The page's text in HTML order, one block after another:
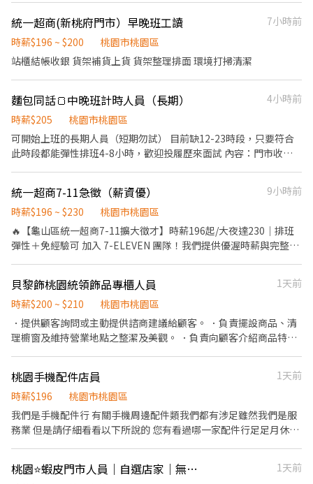
溪民權-智取店：桃園市大溪區民權東路162號1樓 中壢中美-智取
店：桃園市中壢區中美路一段53號1樓 中壢中原-智取店：桃園市中
壢區中北路40號1樓 中壢公園店：桃園市中壢區公園路二段133號1
樓 中壢央大-智取店：桃園市中壢區民族路三段396號1樓 中壢民族
壢青商-智取店：桃園市中壢區青商路63號1樓 中壢健行-智取店：
桃園市中壢區健行路218號1樓 中壢莊敬店：桃園市中壢區莊敬路
838巷1號1樓 中壢復強-智取店：桃園市中壢區復華街191號與193
號1樓 中壢復華店：桃園市中壢區復華11街56號1樓 中壢榮安-智取
店：桃園市中壢區榮安十三街252號1樓 中壢龍文-智取店：桃園市
中壢區龍文街15號1樓 平鎮文心-智取店：桃園市平鎮區文心路112
號1樓 平鎮平東店：桃園市平鎮區平東路59號１樓 平鎮延平-智取
店：桃園市平鎮區延平路二段26號1樓 平鎮南京店：桃園市平鎮區
南京路125巷62號1樓 平鎮南豐-智取店：桃園市平鎮區南豐路194
號1樓 平鎮湧安店：桃園市平鎮區湧安路1號1樓 平鎮新富-智取店：
桃園市平鎮區新富二街50號1樓 平鎮龍江店：桃園市平鎮區龍江路
188號1樓 平鎮龍南-智取店：桃園市平鎮區龍南路150之1號1樓 桃
園中埔店：桃園市桃園區中埔一街105號1樓 桃園民安-智取店：桃
園市桃園區民安路124號1樓 桃園民有店：桃園市桃園區民有三街
425號1樓 桃園春日-智取店：桃園市桃園區春日路1171號1樓 桃園
桃鶯-智取店：桃園市桃園區桃鶯路125號1樓 桃園桃鶯二店：桃園
市桃園區桃鶯路230-1號1樓 桃園國強店：桃園市桃園區國強一街
桃園區龍城二街56號1樓 桃園寶慶-智取店：桃園市桃園區寶慶路
296號1樓 新屋中山店：桃園市新屋區中山路339號1樓 新屋中華-智
取店：桃園市新屋區中華路225號1樓 楊梅三民店：桃園市楊梅區三
民路47號1樓 楊梅四維店：桃園市楊梅區四維路48號1樓 楊梅成功-
號1樓 楊梅瑞梅店：桃園市楊梅區瑞梅街188號1樓 楊梅萬大店：桃
進人員不會立即負責管理團隊，將先從現場作業開始實習；熟悉工
作流程後，再依個人表現安排管理任務。 💰【薪資待遇】 時薪
結果核定 🎁【工作福利】 年終獎金：依公司年度營運狀況及個人績
效評定 年度調薪：依公司年度營運狀況及個人績效評估
˖ 🕒 **班別自由選** ☀️ 13:00－17:00｜💰 時薪216元 🌙 18:00－
22:00｜💰 時薪236元 ✔ 固定班別 ✔ 不用輪班 ✔ 固定同一間門市 ⊹ ࣪
˖────────────⊹ ࣪ ˖ 📍 **工作地點** 桃園市桃園區守法
✔ 喜歡工作內容簡單、不複雜 ✔ 沒經驗也想嘗試 ⊹ ࣪
˖────────────⊹ ࣪ ˖ 🎁 **福利** 🤍 勞健保 ⛽ 油資補助
他店 ⊹ ࣪ ˖────────────⊹ ࣪ ˖ 📩 **想應徵就趁現在！**
💻 履歷填寫 https://reurl.cc/GazaRW 💚 官方 LIN
https://reurl.cc/lNxbvE ID：@440mente 留言： **姓名＋電話＋
應徵 HD 智取店＋找 Mini 專員** 📌 請確認有意願應徵，再按下「我
˖────────────⊹ ࣪ ˖ ✨【職缺亮點】 💰 固定班別，不用
天天換時間 ⚡ 面試快速安排，免跑現場 🦐 免經驗可，專人帶著學 🕒
工時彈性，學生、上班族、二度就業都適合 🚫 無仲介費、無抽成，
安心應徵 🔥 想找一份穩定又有彈性的兼職？
統一超商(新桃府門市）早晚班工讀
7小時前
時薪$196 ~ $200
桃園市桃園區
站櫃結帳收銀 貨架補貨上貨 貨架整理排面 環境打掃清潔
麵包同話🍞中晚班計時人員（長期）
4小時前
時薪$205
桃園市桃園區
可開始上班的長期人員（短期勿試） 目前缺12-23時段，只要符合
此時段都能彈性排班4-8小時，歡迎投履歷來面試 內容：門市收
注意⚠️：因工作性質是餐飲故不能做美甲💅 有興趣請投履歷或來電
洽詢
統一超商7-11急徵（薪資優）
9小時前
時薪$196 ~ $230
桃園市桃園區
🔥【龜山區統一超商7-11擴大徵才】時薪196起/大夜達230｜排班
彈性＋免經驗可 加入 7-ELEVEN 團隊！我們提供優渥時薪與完整培
最高達 $230/hr。 法定保障： 依法投保勞保、健保、提撥勞退
6%。 專屬加碼： 享生日禮、三節禮，及年終獎金！ 🚀 【排班與升
遷】 排班彈性： 早班／晚班／大夜班任選，完美配合個人作息。 透
明升遷： 工讀生 ➡️ 店職員 ➡️ 店副理 ➡️ 店經理 ➡️ 營業幹部，不看
善、祥櫂、廣華、庚大、美光一、龜山廣達、友達電、廣瀨門市
(註：廠區門市環境單純，錄取標準將依各科技廠區門禁規範配合辦
規，應徵大夜班需年滿 18 ） ✔️ 無經驗可，只要具備服務熱忱與學
習心 ✔️ 對門市經營、甚至未來想晉升幹部有興趣的夥伴 🎉 名額有
限！立刻點擊「應徵」或私訊我們，先聊聊也沒問題！
貝黎飾桃園統領飾品專櫃人員
1天前
時薪$200 ~ $210
桃園市桃園區
．提供顧客詢問或主動提供諮商建議給顧客。 ．負責擺設商品、清
理櫥窗及維持營業地點之整潔及美觀。 ．負責向顧客介紹商品特
束營業前，統計銷售情形、盤點貨品存量及撰寫當日業務報表。
桃園手機配件店員
1天前
時薪$196
桃園市桃園區
我們是手機配件行 有關手機周邊配件類我們都有涉足雖然我們是服
務業 但是請仔細看看以下所說的 您有看過哪一家配件行足足月休八
喝喝放鬆的？ 我們家就是，只怕您太累不願跟而已！！！ 您有看過
桃園⭐蝦皮門市人員｜自選店家｜無經驗可｜快速報到❤️
1天前